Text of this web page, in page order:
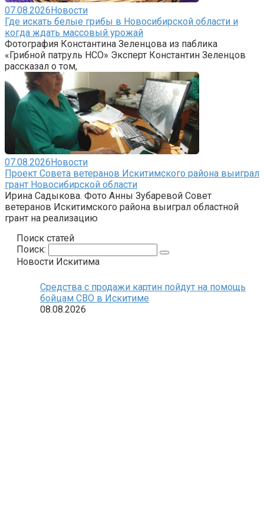
07.08.2026Новости
Где искать белые грибы в Новосибирской области и
когда ждать массовый урожай
Фотография Константина Зеленцова из паблика
«Грибной патруль НСО» Эксперт Константин Зеленцов
рассказал о том,
07.08.2026Новости
Проект Совета ветеранов Искитимского района выиграл
грант Новосибирской области
Ирина Садыкова. Фото Анны Зубаревой Совет
ветеранов Искитимского района выиграл областной
грант на реализацию
Поиск статей
Поиск:
Новости Искитима
Средства с продажи картин пойдут на помощь
бойцам СВО в Искитиме
08.08.2026